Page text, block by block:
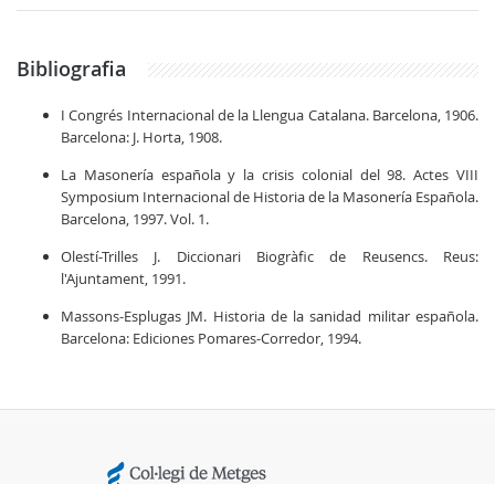
Bibliografia
I Congrés Internacional de la Llengua Catalana. Barcelona, 1906.
Barcelona: J. Horta, 1908.
La Masonería española y la crisis colonial del 98. Actes VIII
Symposium Internacional de Historia de la Masonería Española.
Barcelona, 1997. Vol. 1.
Olestí-Trilles J. Diccionari Biogràfic de Reusencs. Reus:
l'Ajuntament, 1991.
Massons-Esplugas JM. Historia de la sanidad militar española.
Barcelona: Ediciones Pomares-Corredor, 1994.